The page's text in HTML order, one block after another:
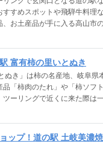
すすめスポットや飛騨牛料理
お土産品が手に入る高山市
富有柿の里いとぬき
ぬき」は柿の名産地、岐阜県
「柿肉のたれ」や「柿ソフ
ーリングで近くに来た際は
ップ！道の駅 土岐美濃